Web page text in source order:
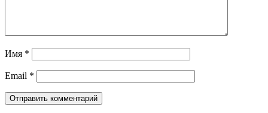
Имя *
Email *